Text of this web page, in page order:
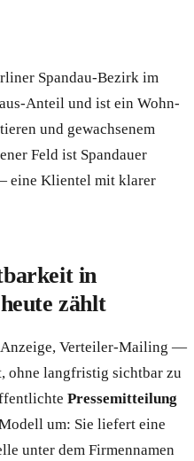
Spandau-Bezirk im
Anteil und ist ein Wohn-
und gewachsenem
Feld ist Spandauer
eine Klientel mit klarer
in
zählt
Verteiler-Mailing —
ohne langfristig sichtbar zu
Pressemitteilung
um: Sie liefert eine
unter dem Firmennamen